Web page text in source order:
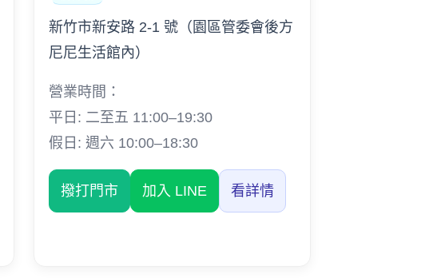
新竹市新安路 2-1 號（園區管委會後方
尼尼生活館內）
營業時間：
平日: 二至五 11:00–19:30
假日: 週六 10:00–18:30
撥打門市 加入 LINE 看詳情